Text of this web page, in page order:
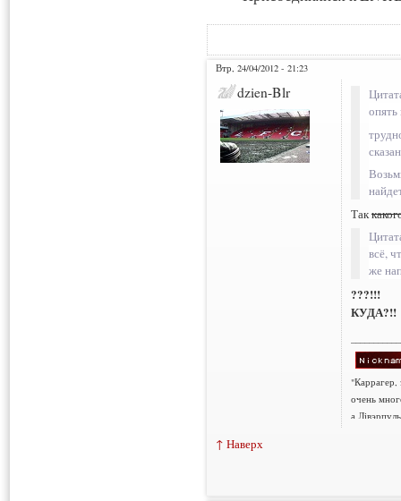
Втр, 24/04/2012 - 21:23
dzien-Blr
опять
Так
всё,
же
???!!!
КУДА?!!
"Каррагер,
очень
а
↑ Наверх